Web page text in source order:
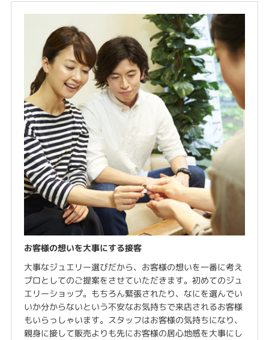
お客様の想いを大事にする接客
大事なジュエリー選びだから、お客様の想いを一番に考え
プロとしてのご提案をさせていただきます。初めてのジュ
エリーショップ。もちろん緊張されたり、なにを選んでい
いか分からないという不安なお気持ちで来店されるお客様
もいらっしゃいます。スタッフはお客様の気持ちになり、
親身に接して販売よりも先にお客様の居心地感を大事にし